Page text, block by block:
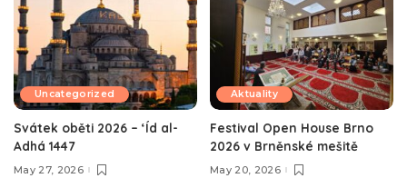
Uncategorized
Svátek oběti 2026 – ‘Íd al-
Adhá 1447
May 27, 2026
Aktuality
Festival Open House Brno
2026 v Brněnské mešitě
May 20, 2026